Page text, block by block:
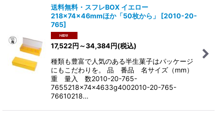
送料無料・スフレBOX イエロー
218×74×46mmほか「50枚から」
[2010-20-
765]
17,522円 ～34,384円(税込)
種類も豊富で人気のある半生菓子はパッケージ
にもこだわりを。 品 番品 名サイズ（mm）
重 量入 数2010-20-765-
7655218×74×4633g4002010-20-765-
76610218…